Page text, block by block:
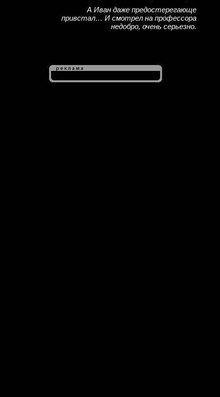
А Иван даже предостерегающе
привстал… И смотрел на профессора
недобро, очень серьезно.